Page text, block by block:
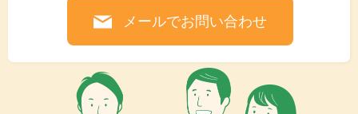
メールでお問い合わせ